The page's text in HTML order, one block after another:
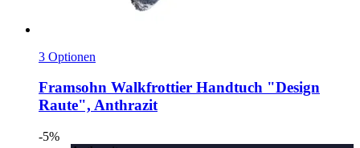
3 Optionen
Framsohn Walkfrottier Handtuch "Design
Raute", Anthrazit
-5%